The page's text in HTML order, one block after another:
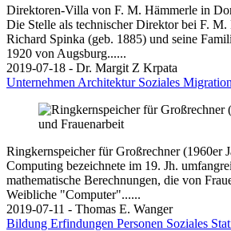
Direktoren-Villa von F. M. Hämmerle in
Die Stelle als technischer Direktor bei F.
Richard Spinka (geb. 1885) und seine
1920 von Augsburg......
2019-07-18 - Dr. Margit Z Krpata
Unternehmen Architektur Soziales Migration
Ringkernspeicher für Großrechner (1960er
Computing bezeichnete im 19. Jh.
mathematische Berechnungen, die von
Weibliche "Computer"......
2019-07-11 - Thomas E. Wanger
Bildung Erfindungen Personen Soziales